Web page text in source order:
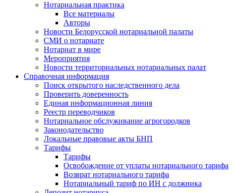
Нотариальная практика
Все материалы
Авторы
Новости Белорусской нотариальной палаты
СМИ о нотариате
Нотариат в мире
Мероприятия
Новости территориальных нотариальных палат
Справочная информация
Поиск открытого наследственного дела
Проверить доверенность
Единая информационная линия
Реестр переводчиков
Нотариальное обслуживание агрогородков
Законодательство
Локальные правовые акты БНП
Тарифы
Тарифы
Освобождение от уплаты нотариального тарифа
Возврат нотариального тарифа
Нотариальный тариф по ИН с должника